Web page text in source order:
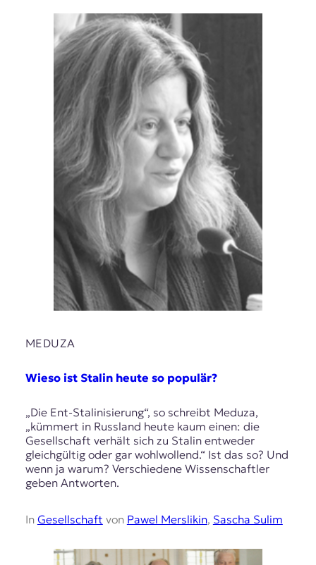
MEDUZA
Wieso ist Stalin heute so populär?
„Die Ent-Stalinisierung“, so schreibt Meduza,
„kümmert in Russland heute kaum einen: die
Gesellschaft verhält sich zu Stalin entweder
gleichgültig oder gar wohlwollend.“ Ist das so? Und
wenn ja warum? Verschiedene Wissenschaftler
geben Antworten.
In Gesellschaft von Pawel Merslikin, Sascha Sulim